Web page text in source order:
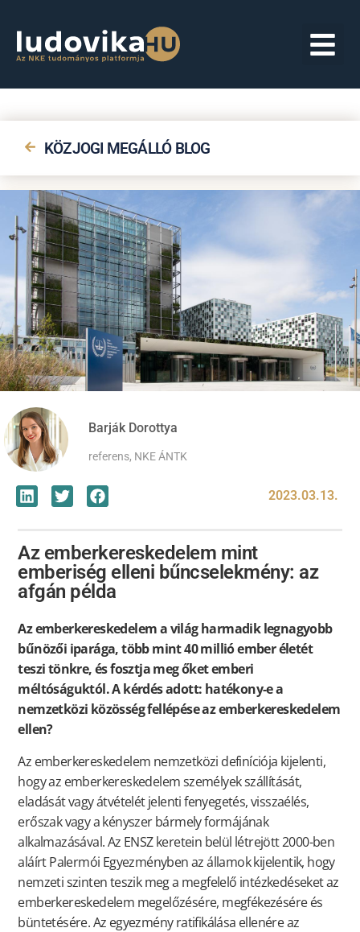
KÖZJOGI MEGÁLLÓ BLOG
Barják Dorottya
referens, NKE ÁNTK
2023.03.13.
Az emberkereskedelem mint
emberiség elleni bűncselekmény: az
afgán példa
Az emberkereskedelem a világ harmadik legnagyobb
bűnözői iparága, több mint 40 millió ember életét
teszi tönkre, és fosztja meg őket emberi
méltóságuktól. A kérdés adott: hatékony-e a
nemzetközi közösség fellépése az emberkereskedelem
ellen?
Az emberkereskedelem nemzetközi definíciója kijelenti,
hogy az emberkereskedelem személyek szállítását,
eladását vagy átvételét jelenti fenyegetés, visszaélés,
erőszak vagy a kényszer bármely formájának
alkalmazásával. Az ENSZ keretein belül létrejött 2000-ben
aláírt Palermói Egyezményben az államok kijelentik, hogy
nemzeti szinten teszik meg a megfelelő intézkedéseket az
emberkereskedelem megelőzésére, megfékezésére és
büntetésére. Az egyezmény ratifikálása ellenére az